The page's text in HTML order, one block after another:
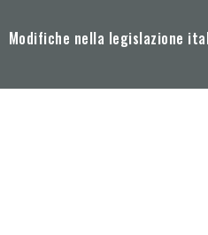
Modifiche nella legislazione